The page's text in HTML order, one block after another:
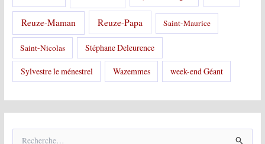
Reuze-Maman Reuze-Papa Saint-Maurice
Saint-Nicolas Stéphane Deleurence
Sylvestre le ménestrel Wazemmes week-end Géant